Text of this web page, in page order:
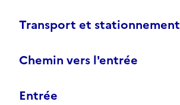
Transport et stationnement
Chemin vers l'entrée
Entrée